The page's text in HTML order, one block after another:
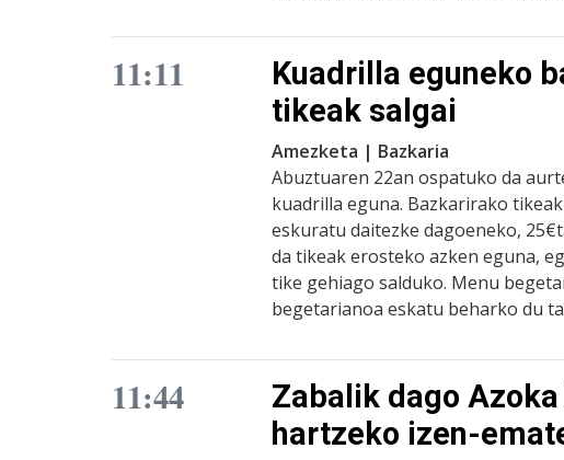
11:11
Kuadrilla eguneko
tikeak salgai
Amezketa | Bazkaria
Abuztuaren 22an ospatuko da
kuadrilla eguna. Bazkarirako
eskuratu daitezke dagoeneko,
da tikeak erosteko azken eguna,
tike gehiago salduko. Menu
begetarianoa eskatu beharko du
11:44
Zabalik dago
hartzeko izen-